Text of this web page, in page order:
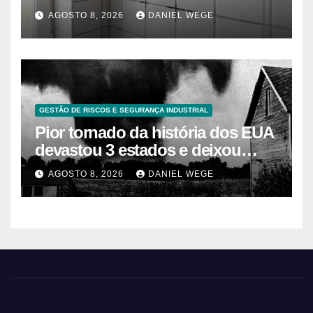
caseros efectivos
AGOSTO 8, 2026 DANIEL WEGE
GESTÃO DE RISCOS E SEGURANÇA INDUSTRIAL
Pior tornado da história dos EUA
devastou 3 estados e deixou
centenas de mortos
AGOSTO 8, 2026 DANIEL WEGE